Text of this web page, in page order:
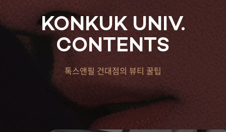
KONKUK UNIV.
CONTENTS
톡스앤필 건대점의 뷰티 꿀팁